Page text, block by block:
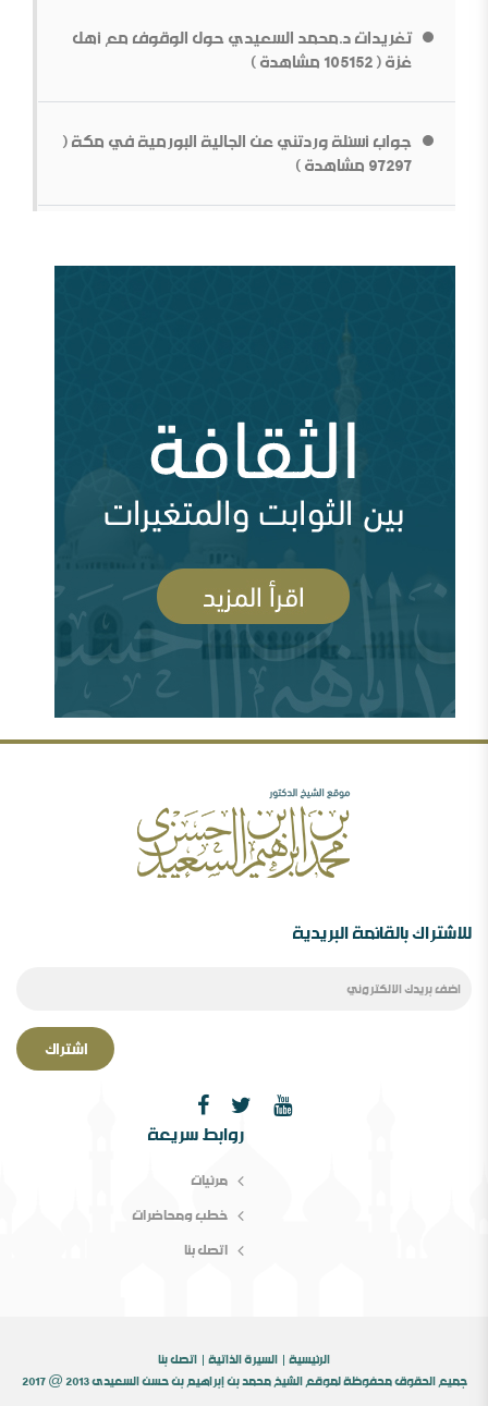
قطع الطريق دون داعش
أين السلفية من الانفصاليين في اليمن
شبهات عن الغلو عند السلفيين . ومنه مقتضبات من مقالات
سابقة
بناء الشخصية السلفية في ظل المتغيرات[محاضرة مفرغة]
السلفية والصوفية: نصح بعلم وحكم بعدل
الصحوة بین الانحراف عنھا والانحراف بھا￼ ورقة مقدمة
تغريدات د.محمد السعيدي حول الوقوف مع أهل
غزة ( 105152 مشاهدة )
جواب أسئلة وردتني عن الجالية البورمية في مكة (
97297 مشاهدة )
مشاهدة )
أزمة قطر وإدارة الأزمة ( 83712 مشاهدة )
السعودية وقطر ومشروع العمق الاستراتيجي (
رأيي فيما صدر عن الشيخ سعد الشثري تجاه داعش (
77980 مشاهدة )
مهرجان جروزني بين المؤتمر والمؤامرة ( 77635
مشاهدة )
للاشتراك بالقائمة البريدية
اشتراك
روابط سريعة
مرئيات
خطب ومحاضرات
اتصل بنا
الرئيسية السيرة الذاتية اتصل بنا
جميع الحقوق محفوظة لموقع الشيخ محمد بن إبراهيم بن حسن السعيدى 2013 @ 2017